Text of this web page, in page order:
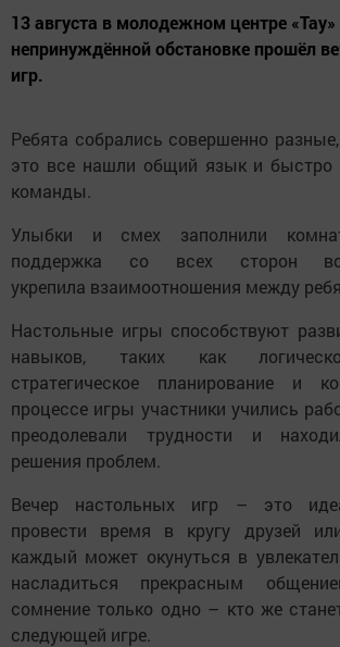
13 августа в молодежном центре «Тау»
непринуждённой обстановке прошёл
игр.
Ребята собрались совершенно
это все нашли общий язык и быстро
команды.
Улыбки и смех заполнили
поддержка со всех сторон
укрепила взаимоотношения между
Настольные игры способствуют
навыков, таких как
стратегическое планирование и
процессе игры участники учились
преодолевали трудности и
решения проблем.
Вечер настольных игр – это
провести время в кругу друзей
каждый может окунуться в
насладиться прекрасным
сомнение только одно – кто же
следующей игре.